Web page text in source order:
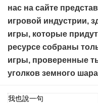
нас на сайте
игровой индустрии,
игры, которые
ресурсе собраны
игры, проверенные
уголков земного